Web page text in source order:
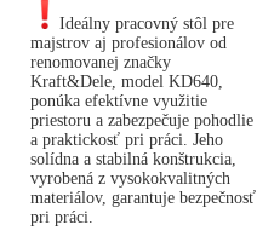
Ideálny pracovný stôl pre
majstrov aj profesionálov od
renomovanej značky
Kraft&Dele, model KD640,
ponúka efektívne využitie
priestoru a zabezpečuje pohodlie
a praktickosť pri práci. Jeho
solídna a stabilná konštrukcia,
vyrobená z vysokokvalitných
materiálov, garantuje bezpečnosť
pri práci.